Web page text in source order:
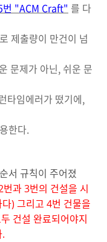
번 "ACM Craft" 를 다
제출량이 만건이 넘
문제가 아닌, 쉬운 문
타임에러가 떴기에,
한다.
서 규칙이 주어졌
과 3번의 건설을 시
) 그리고 4번 건물을
건설 완료되어야지